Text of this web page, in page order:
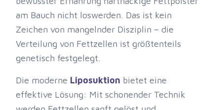
am Bauch nicht loswerden. Das ist kein
Zeichen von mangelnder Disziplin – die
Verteilung von Fettzellen ist größtenteils
genetisch festgelegt.
Die moderne Liposuktion bietet eine
effektive Lösung: Mit schonender Technik